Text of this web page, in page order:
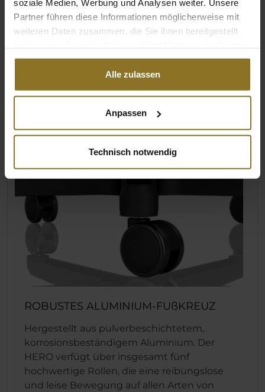
soziale Medien, Werbung und Analysen weiter. Unsere
Partner führen diese Informationen möglicherweise mit
weiteren Daten zusammen, die Sie ihnen bereitgestellt
gesammelt haben.
Alle zulassen
Anpassen
Technisch notwendig
Vergrößerte Oberfläche für optimalen
Komfort
Texturiertes Material für eine besondere
ROBUSTES ALUMINIUM-FUßKREUZ
Hergestellt aus pulverbeschichtetem,
korrosionsbeständigem Aluminium. Der
HERO verfügt über insgesamt fünf
hochwertige Rollen, die eine reibungslose
und leise Bewegung auf allen Arten von